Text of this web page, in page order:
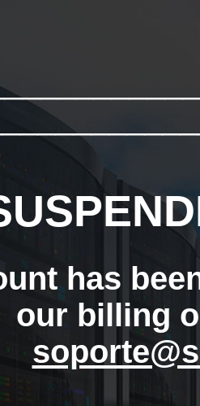
has
our billing